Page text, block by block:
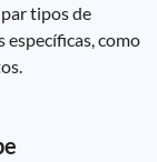
tipos de
específicas, como